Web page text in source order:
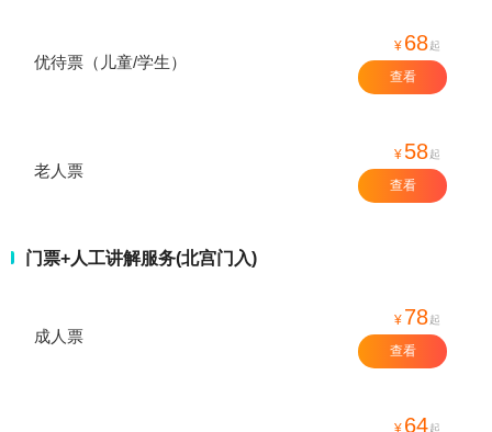
优待票（儿童/学生）
¥ 68起
查看
老人票
¥ 58起
查看
门票+人工讲解服务(北宫门入)
成人票
¥ 78起
查看
¥ 64起